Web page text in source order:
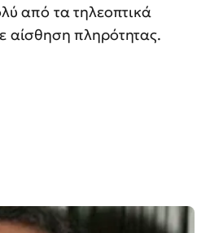
από τα τηλεοπτικά
αίσθηση πληρότητας.